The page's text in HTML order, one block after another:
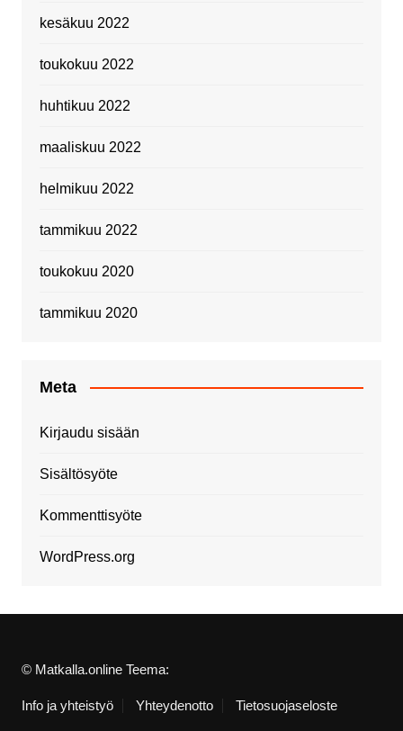
kesäkuu 2022
toukokuu 2022
huhtikuu 2022
maaliskuu 2022
helmikuu 2022
tammikuu 2022
toukokuu 2020
tammikuu 2020
Meta
Kirjaudu sisään
Sisältösyöte
Kommenttisyöte
WordPress.org
© Matkalla.online Teema:
Info ja yhteistyö Yhteydenotto Tietosuojaseloste